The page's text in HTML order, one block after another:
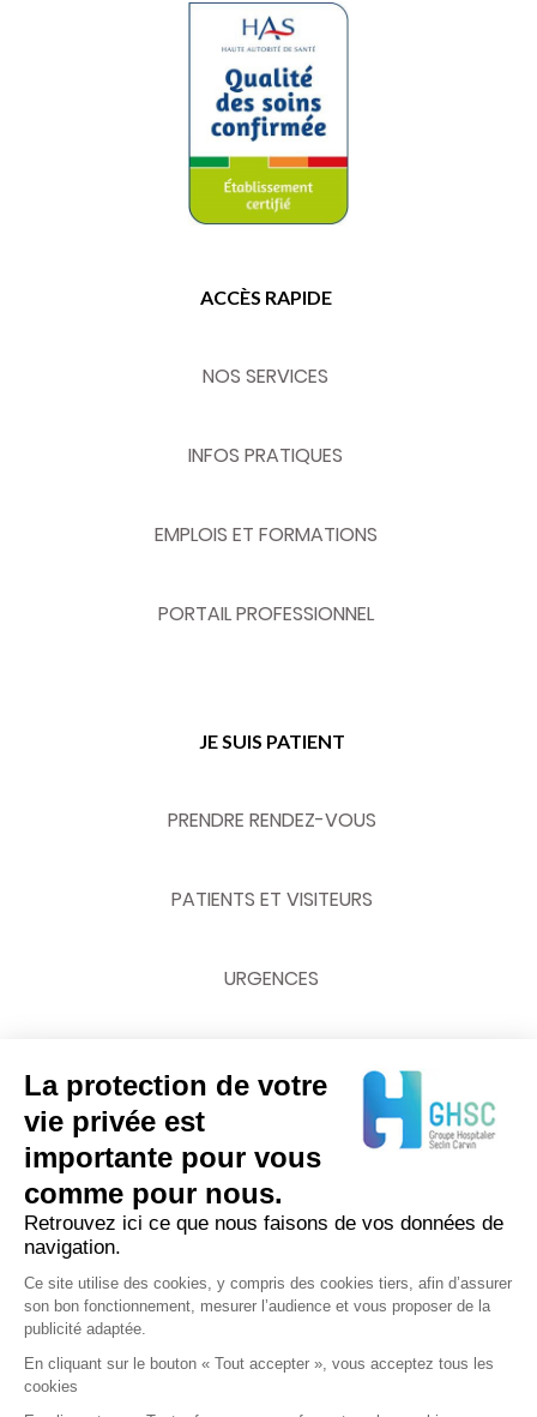
ACCÈS RAPIDE
NOS SERVICES
INFOS PRATIQUES
EMPLOIS ET FORMATIONS
PORTAIL PROFESSIONNEL
JE SUIS PATIENT
PRENDRE RENDEZ-VOUS
PATIENTS ET VISITEURS
URGENCES
03 20 62 70 00
La protection de votre
vie privée est
importante pour vous
comme pour nous.
Retrouvez ici ce que nous faisons de vos données de
navigation.
Ce site utilise des cookies, y compris des cookies tiers, afin d’assurer
son bon fonctionnement, mesurer l’audience et vous proposer de la
publicité adaptée.
En cliquant sur le bouton « Tout accepter », vous acceptez tous les
cookies